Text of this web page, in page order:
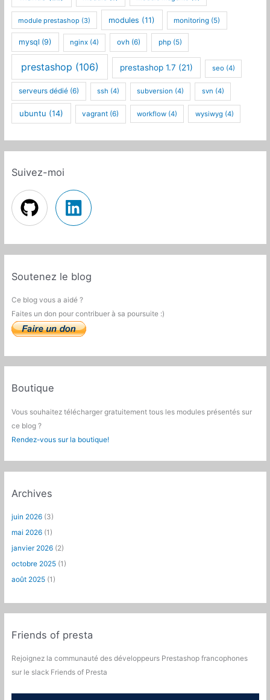
module prestashop (3) modules (11) monitoring (5)
mysql (9) nginx(4) ovh (6) php(5)
prestashop (106) prestashop 1.7 (21) seo(4)
serveurs dédié(6) ssh (4) subversion (4) svn (4)
ubuntu (14) vagrant (6) workflow (4) wysiwyg (4)
Suivez-moi
Soutenez le blog
Ce blog vous a aidé ?
Faites un don pour contribuer à sa poursuite :)
Boutique
Vous souhaitez télécharger gratuitement tous les modules présentés sur
ce blog ?
Rendez-vous sur la boutique!
Archives
juin 2026 (3)
mai 2026 (1)
janvier 2026 (2)
octobre 2025 (1)
août 2025 (1)
Friends of presta
Rejoignez la communauté des développeurs Prestashop francophones
sur le slack Friends of Presta